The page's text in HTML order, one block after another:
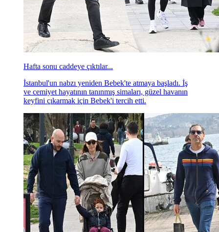
Hafta sonu caddeye çıktılar...
İstanbul'un nabzı yeniden Bebek'te atmaya başladı. İş
ve cemiyet hayatının tanınmış simaları, güzel havanın
keyfini çıkarmak için Bebek'i tercih etti.